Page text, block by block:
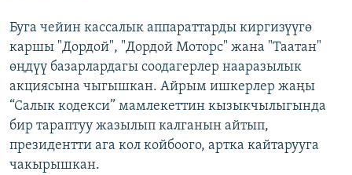
Буга чейин кассалык аппараттарды киргизүүгө
каршы "Дордой", "Дордой Моторс" жана "Таатан"
өңдүү базарлардагы соодагерлер нааразылык
акциясына чыгышкан. Айрым ишкерлер жаңы
“Салык кодекси” мамлекеттин кызыкчылыгында
бир тараптуу жазылып калганын айтып,
президентти ага кол койбоого, артка кайтарууга
чакырышкан.